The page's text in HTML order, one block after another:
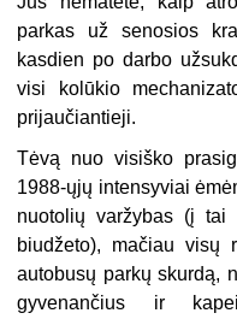
parkas už senosios
kasdien po darbo
visi kolūkio
prijaučiantieji.
Tėvą nuo visiško
1988-ųjų intensyviai
nuotolių varžybas (į
biudžeto), mačiau visų
autobusų parkų skurdą,
gyvenančius ir